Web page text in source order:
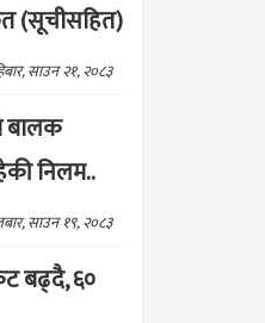
(सूचीसहित)
साउन २१, २०८३
बालक
निलम..
साउन १९, २०८३
बढ्दै, ६०